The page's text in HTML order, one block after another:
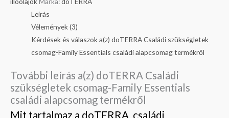
Leírás
Vélemények (3)
Kérdések és válaszok a(z) doTERRA Családi szükségletek
csomag-Family Essentials családi alapcsomag termékről
További leírás a(z) doTERRA Családi
szükségletek csomag-Family Essentials
családi alapcsomag termékről
Mit tartalmaz a doTERRA családi